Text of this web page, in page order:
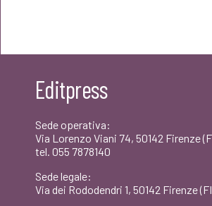
€15,00.
Editpress
Sede operativa:
Via Lorenzo Viani 74, 50142 Firenze
tel. 055 7878140
Sede legale:
Via dei Rododendri 1, 50142 Firenze